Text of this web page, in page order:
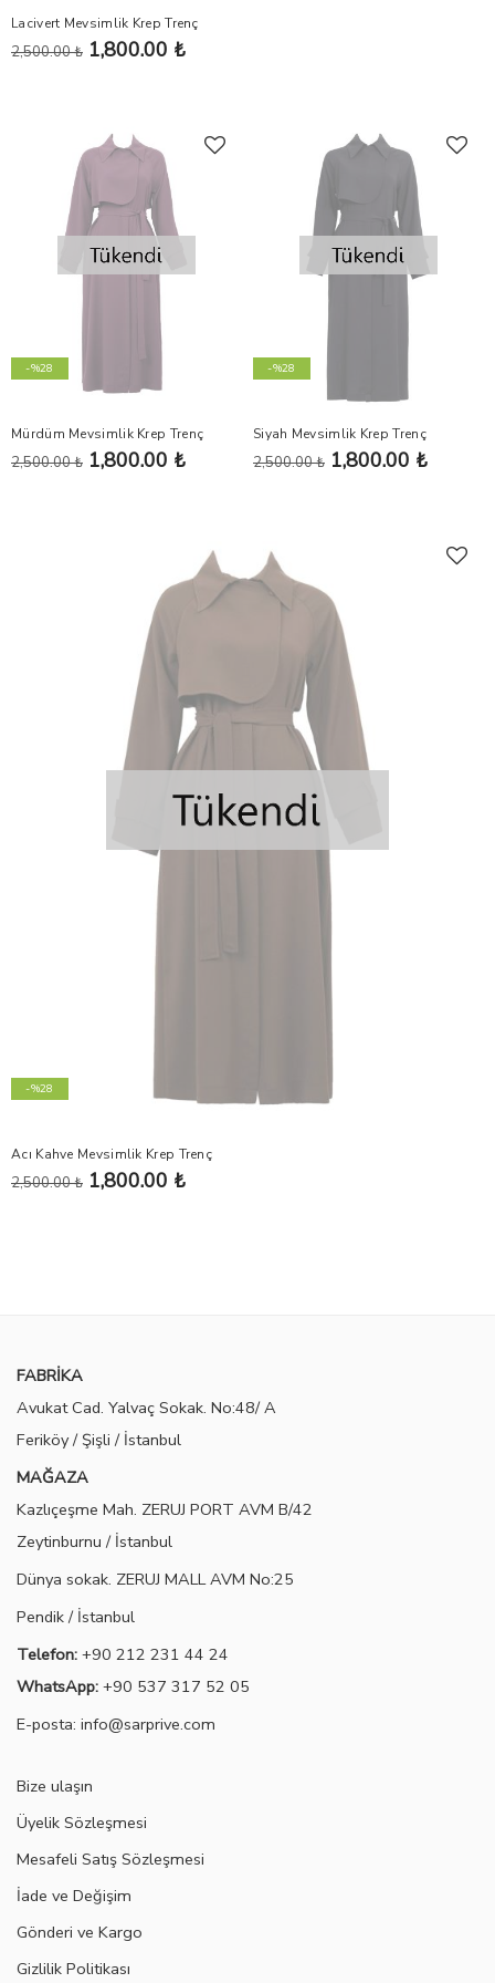
Lacivert Mevsimlik Krep Trenç
2,500.00 ₺ 1,800.00 ₺
-%28
Mürdüm Mevsimlik Krep Trenç
2,500.00 ₺ 1,800.00 ₺
-%28
Siyah Mevsimlik Krep Trenç
2,500.00 ₺ 1,800.00 ₺
-%28
Acı Kahve Mevsimlik Krep Trenç
2,500.00 ₺ 1,800.00 ₺
FABRİKA
Avukat Cad. Yalvaç Sokak. No:48/ A
Feriköy / Şişli / İstanbul
MAĞAZA
Kazlıçeşme Mah. ZERUJ PORT AVM B/42
Zeytinburnu / İstanbul
Dünya sokak. ZERUJ MALL AVM No:25
Pendik / İstanbul
Telefon: +90 212 231 44 24
WhatsApp: +90 537 317 52 05
E-posta: info@sarprive.com
Bize ulaşın
Üyelik Sözleşmesi
Mesafeli Satış Sözleşmesi
İade ve Değişim
Gönderi ve Kargo
Gizlilik Politikası